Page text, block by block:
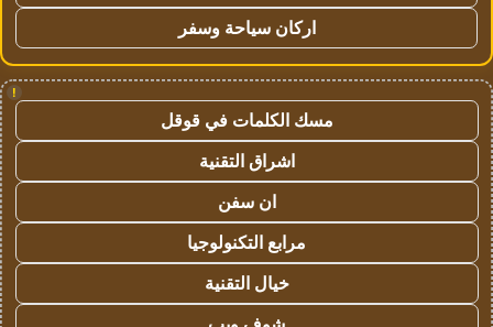
اركان سياحة وسفر
!
مسك الكلمات في قوقل
اشراق التقنية
ان سفن
مرابع التكنولوجيا
خيال التقنية